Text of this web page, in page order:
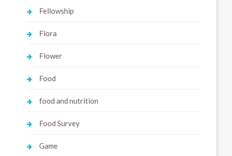
Fellowship
Flora
Flower
Food
food and nutrition
Food Survey
Game